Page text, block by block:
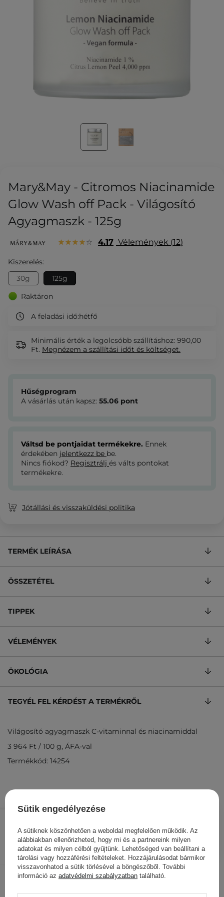
Mary&May - Citromos Niacinamide
Glow Wash off Pack - Világosító
Agyagmaszk - 125g
4.17 Vélemények 12
Kiszerelés:
30g
125g
Raktáron
A feladási idő:hétfő
Minimális érték a legolcsóbb szállításhoz: 990,00
Ft. Megnézem a szállítási időt és költséget.
4 955 Ft /db.
KOSÁRBA
Hűségprogram
A vásárlás után kapsz: 55.06 pont
Váltsd be pontjaidat termékekre. Ennek
érdekében jelentkezz be be.
Nincs fiókod? Regisztrálj és válts pontokat
termékekre.
Jótállási és visszaküldési politika
TERMÉK LEÍRÁSA
ÖSSZETÉTEL
TIPPEK
VÉLEMÉNYEK
ÖKOLÓGIA
TEGYÉL FEL KÉRDÉST A TERMÉKRŐL
Világosító agyagmaszk C-vitaminnal és niacinamiddal
3 964 Ft / 100 g, ÁFA-val
Termékkód: 14254
Más ügyfeleink ezeket is
nézegették
Sütik engedélyezése
A sütiknek köszönhetően a weboldal megfelelően működik. Az
alábbiakban ellenőrizheted, hogy mi és a partnereink milyen
adatokat és milyen célból gyűjtünk. Lehetőséged van beállítani a
tárolási vagy hozzáférési feltételeket. Hozzájárulásodat bármikor
visszavonhatod a sütik törlésével a böngészőből. További
információ az adatvédelmi szabályzatban található.